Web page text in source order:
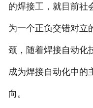
的焊接工，就目前社
为一个正负交错对立
颈， 随着焊接自动化
成为焊接自动化中的
向。